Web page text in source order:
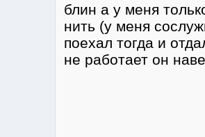
блин а у меня
нить (у меня
поехал тогда и
не работает он